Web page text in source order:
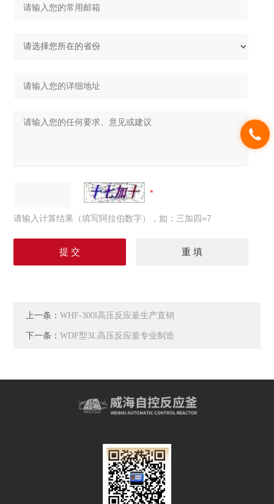
请输入计算结果（填写阿拉伯数字），如：三加四=7
上一条：WHF-300l高压反应釜生产直销
下一条：WDF型3L高压反应釜专业制造